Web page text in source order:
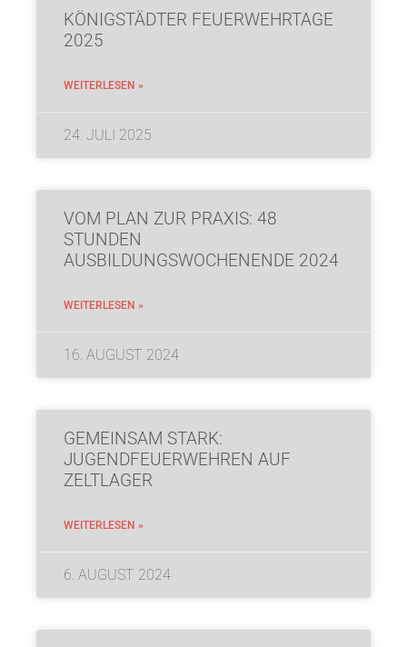
KÖNIGSTÄDTER FEUERWEHRTAGE
2025
WEITERLESEN »
24. JULI 2025
VOM PLAN ZUR PRAXIS: 48
STUNDEN
AUSBILDUNGSWOCHENENDE 2024
WEITERLESEN »
16. AUGUST 2024
GEMEINSAM STARK:
JUGENDFEUERWEHREN AUF
ZELTLAGER
WEITERLESEN »
6. AUGUST 2024